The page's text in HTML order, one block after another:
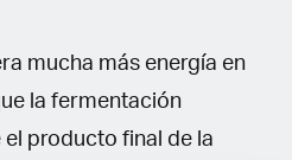
mucha más energía en
la fermentación
producto final de la